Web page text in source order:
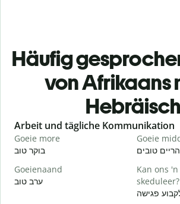
Häufig
von Afrikaans
Hebräisch
Slide 1 of 6
Arbeit und tägliche Kommunikation
Goeie more
בוקר טוב
Goeie
טובים
Goeienaand
ערב טוב
Kan ons
skeduleer?